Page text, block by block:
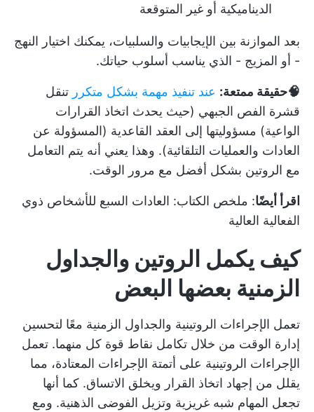
الديناميكية أو غير المتوقعة
بعد الموازنة بين الإيجابيات والسلبيات، يمكنك اختيار النهج
- أو المزيج - الذي يناسب أسلوب حياتك.
🧠حقيقة ممتعة: عند تنفيذ مهمة بشكل متكرر تنقل
قشرة الفص الجبهي (حيث يحدث اتخاذ القرارات
الواعية) مسؤوليتها إلى العقد القاعدية (المسؤولة عن
العادات والعمليات التلقائية). وهذا يعني أنه يتم التعامل
مع الروتين بشكل أفضل مع مرور الوقت.
اقرأ أيضًا: ملخص الكتاب: العادات السبع للأشخاص ذوي
الفعالية العالية
كيف يكمل الروتين والجداول
الزمنية بعضها البعض
تعمل الإجراءات الروتينية والجداول الزمنية معًا لتحسين
إدارة الوقت من خلال تكامل نقاط قوة كل منهما. تعمل
الإجراءات الروتينية على أتمتة الإجراءات المعتادة، مما
يقلل من إجهاد اتخاذ القرار ويخلق الاتساق. كما أنها
تجعل المهام شبه غريزية وتزيل الفوضى الذهنية. ومع